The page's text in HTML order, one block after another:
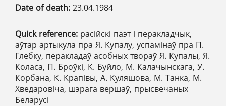
Date of death: 23.04.1984
Quick reference: расійскі паэт і перакладчык,
аўтар артыкула пра Я. Купалу, успамінаў пра П.
Глебку, перакладаў асобных твораў Я. Купалы, Я.
Коласа, П. Броўкі, К. Буйло, М. Калачынскага, У.
Корбана, К. Крапівы, А. Куляшова, М. Танка, М.
Хведаровіча, шэрага вершаў, прысвечаных
Беларусі